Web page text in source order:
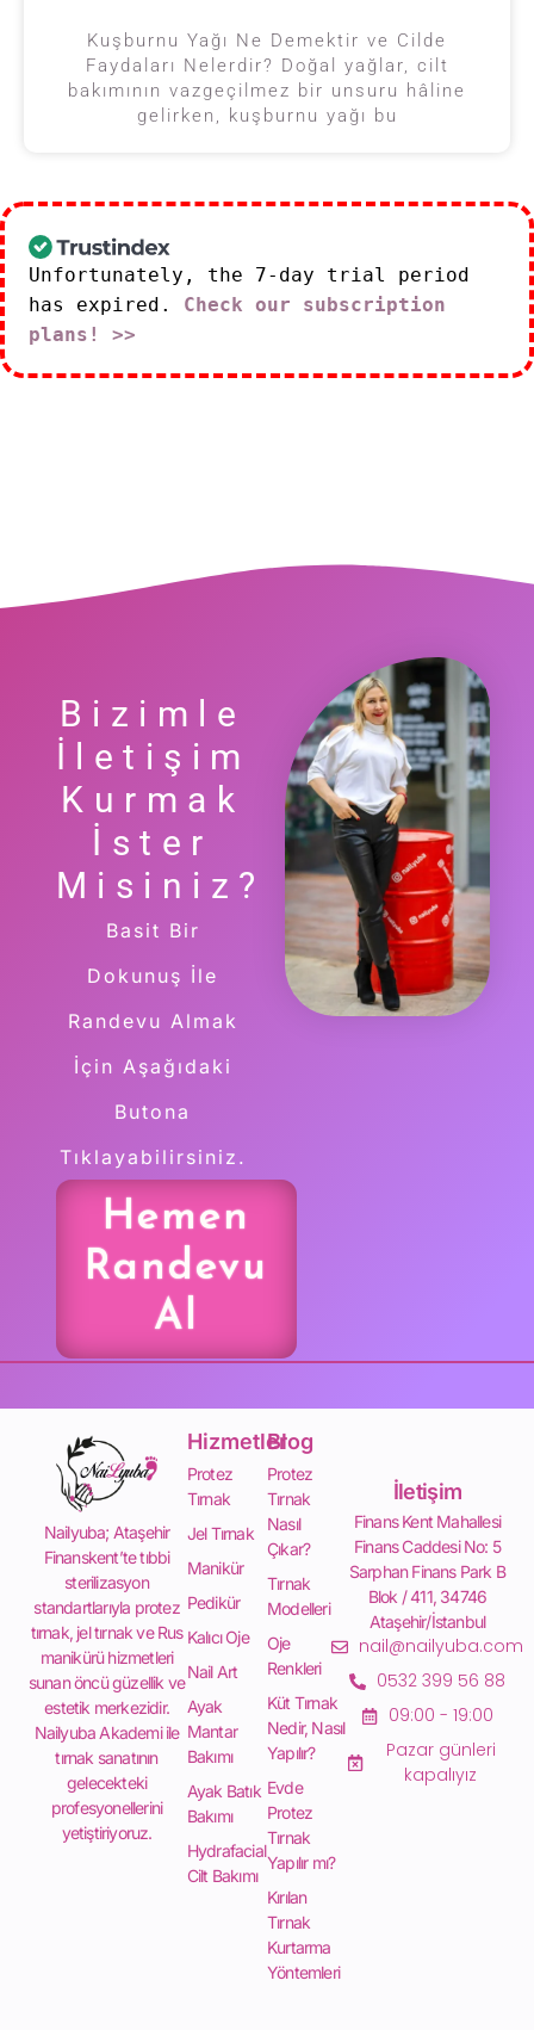
Kuşburnu Yağı Ne Demektir ve Cilde
Faydaları Nelerdir? Doğal yağlar, cilt
bakımının vazgeçilmez bir unsuru hâline
gelirken, kuşburnu yağı bu
Unfortunately, the 7-day trial period
has expired. Check our subscription
plans! >>
Bizimle
İletişim
Kurmak
İster
Misiniz?
Basit Bir
Dokunuş İle
Randevu Almak
İçin Aşağıdaki
Butona
Tıklayabilirsiniz.
Hemen
Randevu
Al
Nailyuba; Ataşehir
Finanskent’te tıbbi
sterilizasyon
standartlarıyla protez
tırnak, jel tırnak ve Rus
manikürü hizmetleri
sunan öncü güzellik ve
estetik merkezidir.
Nailyuba Akademi ile
tırnak sanatının
gelecekteki
profesyonellerini
yetiştiriyoruz.
Hizmetler
Protez
Tırnak
Jel Tırnak
Manikür
Pedikür
Kalıcı Oje
Nail Art
Ayak
Mantar
Bakımı
Ayak Batık
Bakımı
Hydrafacial
Cilt Bakımı
Blog
Protez
Tırnak
Nasıl
Çıkar?
Tırnak
Modelleri
Oje
Renkleri
Küt Tırnak
Nedir, Nasıl
Yapılır?
Evde
Protez
Tırnak
Yapılır mı?
Kırılan
Tırnak
Kurtarma
Yöntemleri
İletişim
Finans Kent Mahallesi
Finans Caddesi No: 5
Sarphan Finans Park B
Blok / 411, 34746
Ataşehir/İstanbul
nail@nailyuba.com
0532 399 56 88
09:00 - 19:00
Pazar günleri
kapalıyız